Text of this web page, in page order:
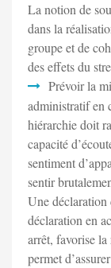
La notion de
dans la
groupe et de
des effets du
Prévoir la
administratif en
hiérarchie doit
capacité
sentiment
sentir
Une déclaration
déclaration en
arrêt, favorise
permet